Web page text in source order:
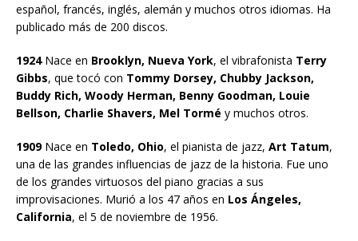
español, francés, inglés, alemán y muchos otros idiomas. Ha
publicado más de 200 discos.
1924Nace en Brooklyn, Nueva York, el vibrafonista Terry
Gibbs, que tocó con Tommy Dorsey, Chubby Jackson,
Buddy Rich, Woody Herman, Benny Goodman, Louie
Bellson, Charlie Shavers, Mel Tormé y muchos otros.
1909Nace en Toledo, Ohio, el pianista de jazz, Art Tatum,
una de las grandes influencias de jazz de la historia. Fue uno
de los grandes virtuosos del piano gracias a sus
improvisaciones. Murió a los 47 años en Los Ángeles,
California, el 5 de noviembre de 1956.